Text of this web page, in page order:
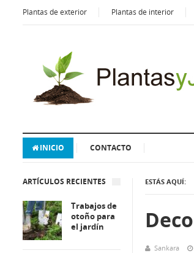
Plantas de exterior Plantas de interior
INICIO CONTACTO
ESTÁS AQUÍ:
Sankara
ARTÍCULOS RECIENTES
Trabajos de
otoño para
el jardín